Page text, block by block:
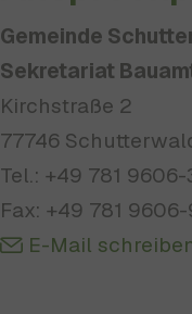
Gemeinde
Sekretariat
Kirchstraße 2
77746
Tel.: +49 781 9606-
Fax: +49 781
E-Mail